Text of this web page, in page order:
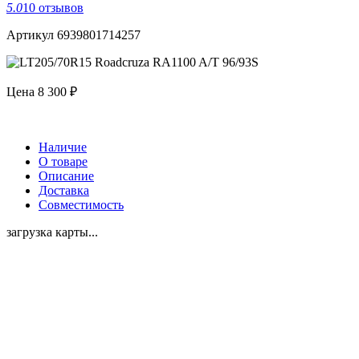
5.010 отзывов
Артикул 6939801714257
Цена 8 300 ₽
Наличие
О товаре
Описание
Доставка
Совместимость
загрузка карты...